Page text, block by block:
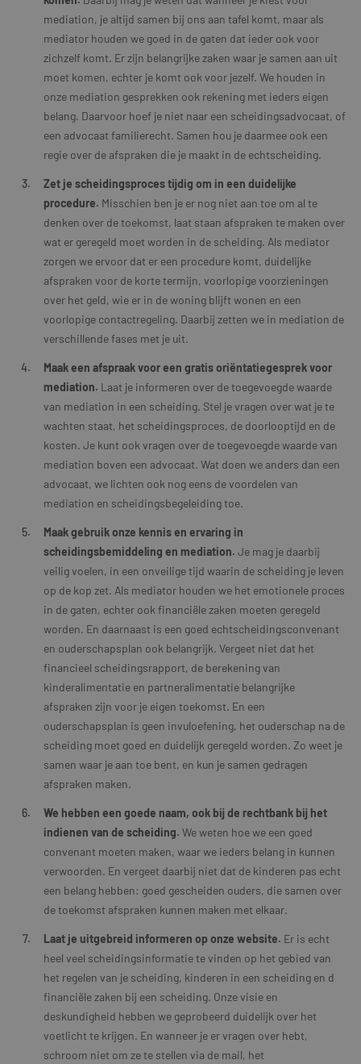
mediation, je altijd samen bij ons aan tafel komt, maar als
mediator houden we goed in de gaten dat ieder ook voor
zichzelf komt. Er zijn belangrijke zaken waar je samen aan uit
moet komen, echter je komt ook voor jezelf. We houden in
onze mediation gesprekken ook rekening met ieders eigen
belang. Daarvoor hoef je niet naar een scheidingsadvocaat, of
een advocaat familierecht. Samen hou je daarmee ook een
regie over de afspraken die je maakt in de echtscheiding.
Zet je scheidingsproces tijdig om in een duidelijke
procedure. Misschien ben je er nog niet aan toe om al te
denken over de toekomst, laat staan afspraken te maken over
wat er geregeld moet worden in de scheiding. Als mediator
zorgen we ervoor dat er een procedure komt, duidelijke
afspraken voor de korte termijn, voorlopige voorzieningen
over het geld, wie er in de woning blijft wonen en een
voorlopige contactregeling. Daarbij zetten we in mediation de
verschillende fases met je uit.
Maak een afspraak voor een gratis oriëntatiegesprek voor
mediation. Laat je informeren over de toegevoegde waarde
van mediation in een scheiding. Stel je vragen over wat je te
wachten staat, het scheidingsproces, de doorlooptijd en de
kosten. Je kunt ook vragen over de toegevoegde waarde van
mediation boven een advocaat. Wat doen we anders dan een
advocaat, we lichten ook nog eens de voordelen van
mediation en scheidingsbegeleiding toe.
Maak gebruik onze kennis en ervaring in
scheidingsbemiddeling en mediation. Je mag je daarbij
veilig voelen, in een onveilige tijd waarin de scheiding je leven
op de kop zet. Als mediator houden we het emotionele proces
in de gaten, echter ook financiële zaken moeten geregeld
worden. En daarnaast is een goed echtscheidingsconvenant
en ouderschapsplan ook belangrijk. Vergeet niet dat het
financieel scheidingsrapport, de berekening van
kinderalimentatie en partneralimentatie belangrijke
afspraken zijn voor je eigen toekomst. En een
ouderschapsplan is geen invuloefening, het ouderschap na de
scheiding moet goed en duidelijk geregeld worden. Zo weet je
samen waar je aan toe bent, en kun je samen gedragen
afspraken maken.
We hebben een goede naam, ook bij de rechtbank bij het
indienen van de scheiding. We weten hoe we een goed
convenant moeten maken, waar we ieders belang in kunnen
verwoorden. En vergeet daarbij niet dat de kinderen pas echt
een belang hebben: goed gescheiden ouders, die samen over
de toekomst afspraken kunnen maken met elkaar.
Laat je uitgebreid informeren op onze website. Er is echt
heel veel scheidingsinformatie te vinden op het gebied van
het regelen van je scheiding, kinderen in een scheiding en d
financiële zaken bij een scheiding. Onze visie en
deskundigheid hebben we geprobeerd duidelijk over het
voetlicht te krijgen. En wanneer je er vragen over hebt,
schroom niet om ze te stellen via de mail, het